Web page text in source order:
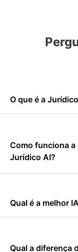
O que é a
Como funciona
Jurídico AI?
Qual é a melhor
Qual a diferença